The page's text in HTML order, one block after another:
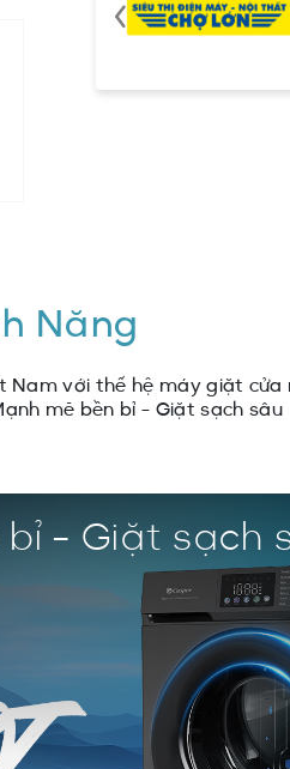
Năng
Nam với thế hệ máy giặt cửa
mẽ bền bỉ - Giặt sạch sâu
- Giặt sạch